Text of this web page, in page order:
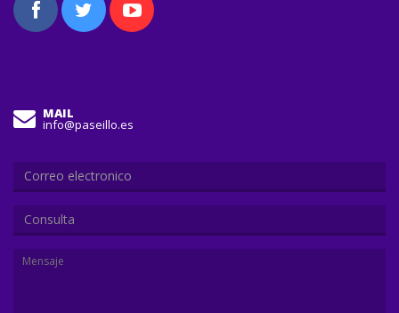
MAIL
info@paseillo.es
Consulta